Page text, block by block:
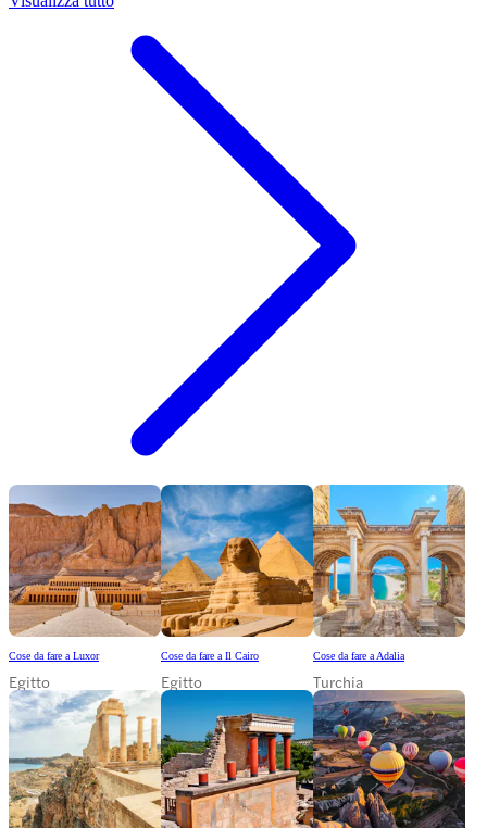
Cose da fare a Luxor
Egitto
Cose da fare a Il Cairo
Egitto
Cose da fare a Adalia
Turchia